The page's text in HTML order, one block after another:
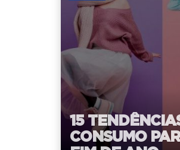
15
CONSUMO